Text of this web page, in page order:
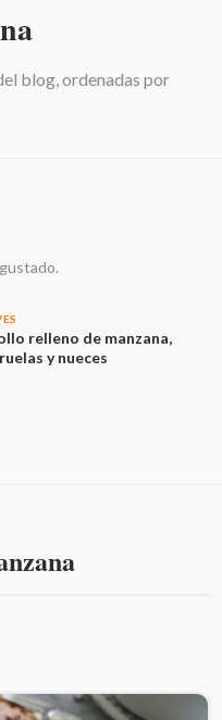
blog, ordenadas por
relleno de manzana,
y nueces